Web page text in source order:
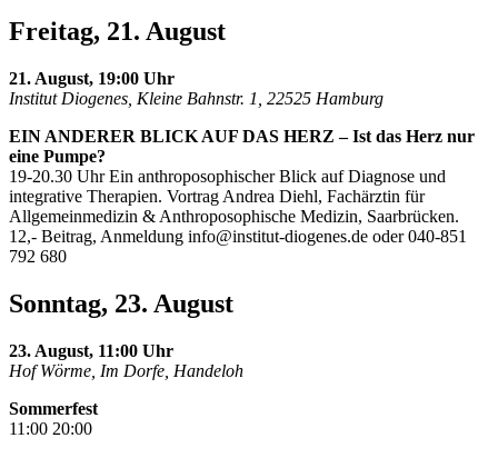
Freitag, 21. August
21. August, 19:00 Uhr
Institut Diogenes, Kleine Bahnstr. 1, 22525 Hamburg
EIN ANDERER BLICK AUF DAS HERZ – Ist das Herz nur
eine Pumpe?
19-20.30 Uhr Ein anthroposophischer Blick auf Diagnose und
integrative Therapien. Vortrag Andrea Diehl, Fachärztin für
Allgemeinmedizin & Anthroposophische Medizin, Saarbrücken.
12,- Beitrag, Anmeldung info@institut-diogenes.de oder 040-851
792 680
Sonntag, 23. August
23. August, 11:00 Uhr
Hof Wörme, Im Dorfe, Handeloh
Sommerfest
11:00 20:00